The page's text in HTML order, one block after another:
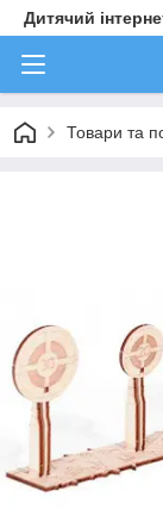
Дитячий
Товари та